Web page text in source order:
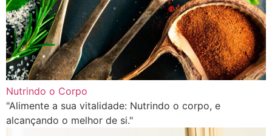
Nutrindo o Corpo
"Alimente a sua vitalidade: Nutrindo o corpo, e
alcançando o melhor de si."